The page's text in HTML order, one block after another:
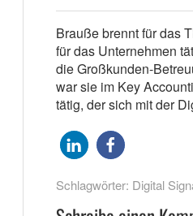
Brauße brennt für das
für das Unternehmen
die Großkunden-
war sie im Key
tätig, der sich mit der
Schlagwörter: Digital